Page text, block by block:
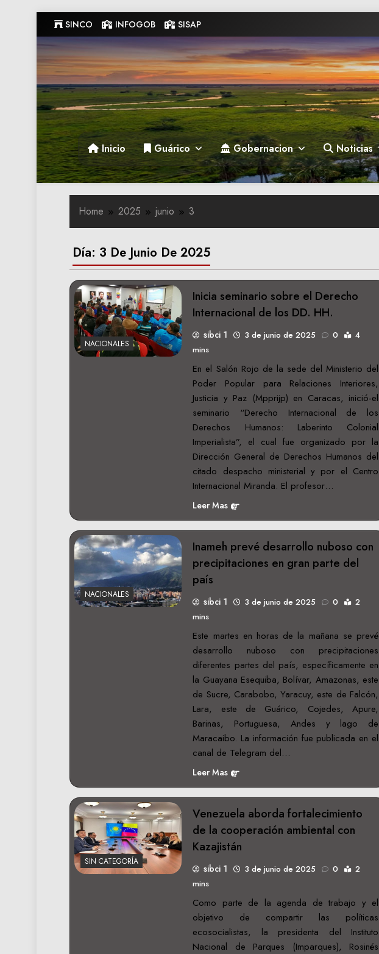
to
content
SINCO INFOGOB SISAP
Gobernacion de Guarico
Gobernacion de Guarico
Inicio Guárico Gobernacion Noticias
Home 2025 junio 3
Día: 3 De Junio De 2025
NACIONALES
Inicia seminario sobre el Derecho
Internacional de los DD. HH.
sibci 1 3 de junio de 2025 0
4
mins
En el Salón Rojo de la sede del Ministerio del
Poder Popular para Relaciones Interiores,
Justicia y Paz (Mpprijp) en Caracas, inició-el
seminario “Derecho Internacional de los
Derechos Humanos: Laberinto Colonial
Imperialista”, el cual fue organizado por la
Dirección General de Derechos Humanos del
citado despacho ministerial y por el Centro
Internacional Miranda. El profesor…
Leer Mas
NACIONALES
Inameh prevé desarrollo nuboso con
precipitaciones en gran parte del
país
sibci 1 3 de junio de 2025 0
2
mins
Este martes en horas de la mañana se prevé
desarrollo nuboso con precipitaciones
diferentes partes del país, específicamente en
la Guayana Esequiba, Bolívar, Amazonas, este
de Sucre, Carabobo, Yaracuy, este de Falcón,
Lara, este de Guárico, Cojedes, Apure,
Barinas, Portuguesa, Andes y lago de
Maracaibo. La información fue publicada en el
canal de Telegram del…
Leer Mas
SIN CATEGORÍA
Venezuela aborda fortalecimiento
de la cooperación ambiental con
Kazajistán
sibci 1 3 de junio de 2025 0
2
mins
Como parte de la agenda de trabajo y el
objetivo de compartir las políticas
ecosocialistas, la presidenta del Instituto
Nacional de Parques (Imparques), Rosinés